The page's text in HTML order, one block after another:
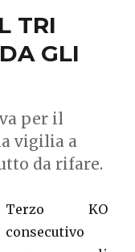
TRI
GLI
per il
vigilia a
da rifare.
Terzo KO
consecutivo